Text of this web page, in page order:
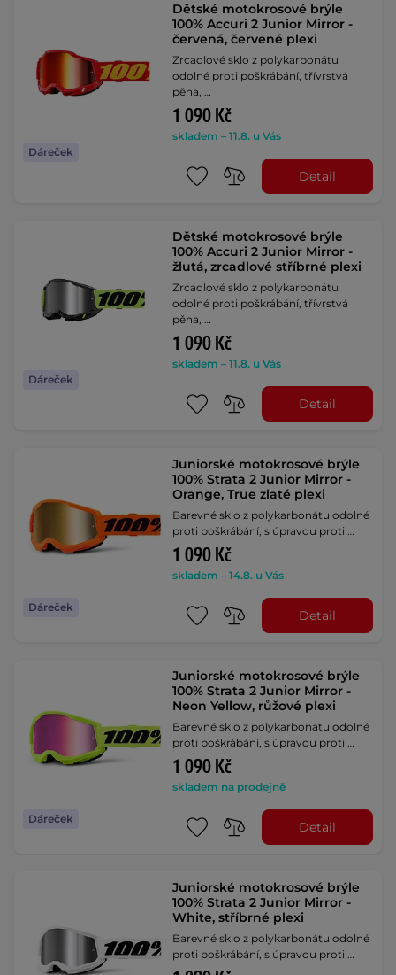
Dáreček
Dětské motokrosové brýle
100% Accuri 2 Junior Mirror -
červená, červené plexi
Zrcadlové sklo z polykarbonátu
odolné proti poškrábání, třívrstvá
pěna, …
1 090 Kč
skladem – 11.8. u Vás
Detail
Dáreček
Dětské motokrosové brýle
100% Accuri 2 Junior Mirror -
žlutá, zrcadlové stříbrné plexi
Zrcadlové sklo z polykarbonátu
odolné proti poškrábání, třívrstvá
pěna, …
1 090 Kč
skladem – 11.8. u Vás
Detail
Dáreček
Juniorské motokrosové brýle
100% Strata 2 Junior Mirror -
Orange, True zlaté plexi
Barevné sklo z polykarbonátu odolné
proti poškrábání, s úpravou proti …
1 090 Kč
skladem – 14.8. u Vás
Detail
Dáreček
Juniorské motokrosové brýle
100% Strata 2 Junior Mirror -
Neon Yellow, růžové plexi
Barevné sklo z polykarbonátu odolné
proti poškrábání, s úpravou proti …
1 090 Kč
skladem na prodejně
Detail
Juniorské motokrosové brýle
100% Strata 2 Junior Mirror -
White, stříbrné plexi
Barevné sklo z polykarbonátu odolné
proti poškrábání, s úpravou proti …